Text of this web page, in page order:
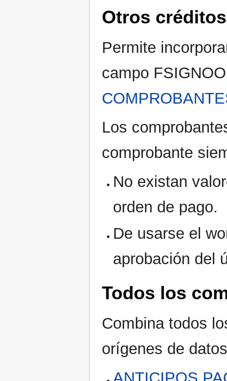
Otros
Permite
campo
Los
comprobante
No existan
orden de pago.
De usarse el
aprobación del
Todos los
Combina todos
orígenes de